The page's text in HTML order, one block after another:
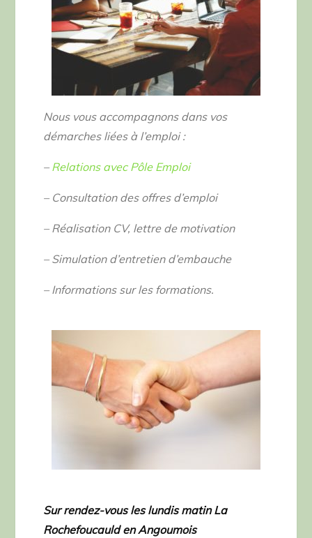
Nous vous accompagnons dans vos
démarches liées à l’emploi :
–Relations avec Pôle Emploi
– Consultation des offres d’emploi
– Réalisation CV, lettre de motivation
– Simulation d’entretien d’embauche
– Informations sur les formations.
Sur rendez-vous les lundis matin La
Rochefoucauld en Angoumois